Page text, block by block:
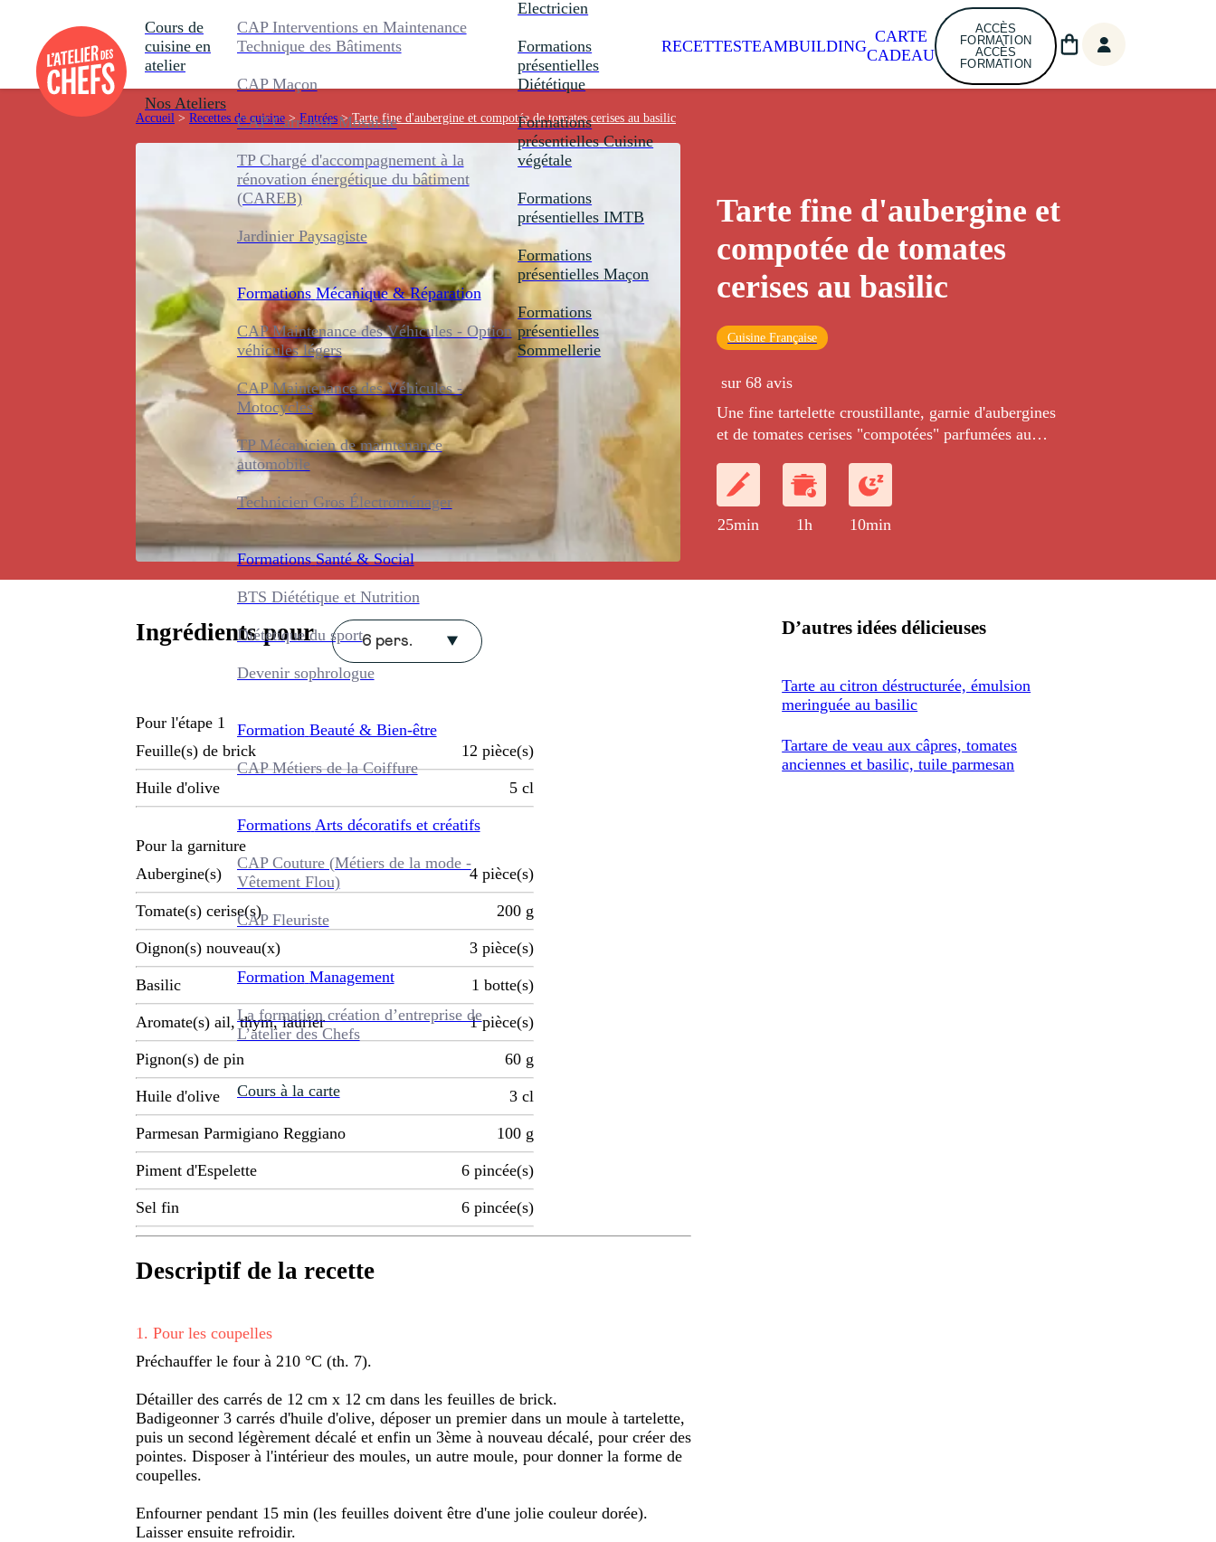
Cours de
cuisine en
atelier
Nos Ateliers
CAP Interventions en Maintenance
Technique des Bâtiments
CAP Maçon
CAP Carreleur Mosaïste
TP Chargé d'accompagnement à la
rénovation énergétique du bâtiment
(CAREB)
Jardinier Paysagiste
Formations Mécanique & Réparation
CAP Maintenance des Véhicules - Option
véhicules légers
CAP Maintenance des Véhicules -
Motocycles
TP Mécanicien de maintenance
automobile
Technicien Gros Électroménager
Formations Santé & Social
BTS Diététique et Nutrition
Diététique du sport
Devenir sophrologue
Formation Beauté & Bien-être
CAP Métiers de la Coiffure
Formations Arts décoratifs et créatifs
CAP Couture (Métiers de la mode -
Vêtement Flou)
CAP Fleuriste
Formation Management
La formation création d’entreprise de
L’atelier des Chefs
Cours à la carte
Electricien
Formations
présentielles
Diététique
Formations
présentielles Cuisine
végétale
Formations
présentielles IMTB
Formations
présentielles Maçon
Formations
présentielles
Sommellerie
RECETTESTEAMBUILDING
CARTE
CADEAU
ACCÈS
FORMATION
ACCÈS
FORMATION
Accueil > Recettes de cuisine > Entrées > Tarte fine d'aubergine et compotée de tomates cerises au basilic
Tarte fine d'aubergine et
compotée de tomates
cerises au basilic
Cuisine Française
sur 68 avis
Une fine tartelette croustillante, garnie d'aubergines
et de tomates cerises "compotées" parfumées au
25min 1h 10min
Ingrédients pour 6 pers.
Pour l'étape 1
Feuille(s) de brick
12 pièce(s)
Huile d'olive 5 cl
Pour la garniture
Aubergine(s)
4 pièce(s)
Tomate(s) cerise(s) 200 g
Oignon(s) nouveau(x) 3 pièce(s)
Basilic 1 botte(s)
Aromate(s) ail, thym, laurier 1 pièce(s)
Pignon(s) de pin 60 g
Huile d'olive 3 cl
Parmesan Parmigiano Reggiano 100 g
Piment d'Espelette 6 pincée(s)
Sel fin 6 pincée(s)
Descriptif de la recette
1 . Pour les coupelles
Préchauffer le four à 210 °C (th. 7).
Détailler des carrés de 12 cm x 12 cm dans les feuilles de brick.
Badigeonner 3 carrés d'huile d'olive, déposer un premier dans un moule à tartelette,
puis un second légèrement décalé et enfin un 3ème à nouveau décalé, pour créer des
pointes. Disposer à l'intérieur des moules, un autre moule, pour donner la forme de
coupelles.
Enfourner pendant 15 min (les feuilles doivent être d'une jolie couleur dorée).
Laisser ensuite refroidir.
D’autres idées délicieuses
Tarte au citron déstructurée, émulsion
meringuée au basilic
Tartare de veau aux câpres, tomates
anciennes et basilic, tuile parmesan